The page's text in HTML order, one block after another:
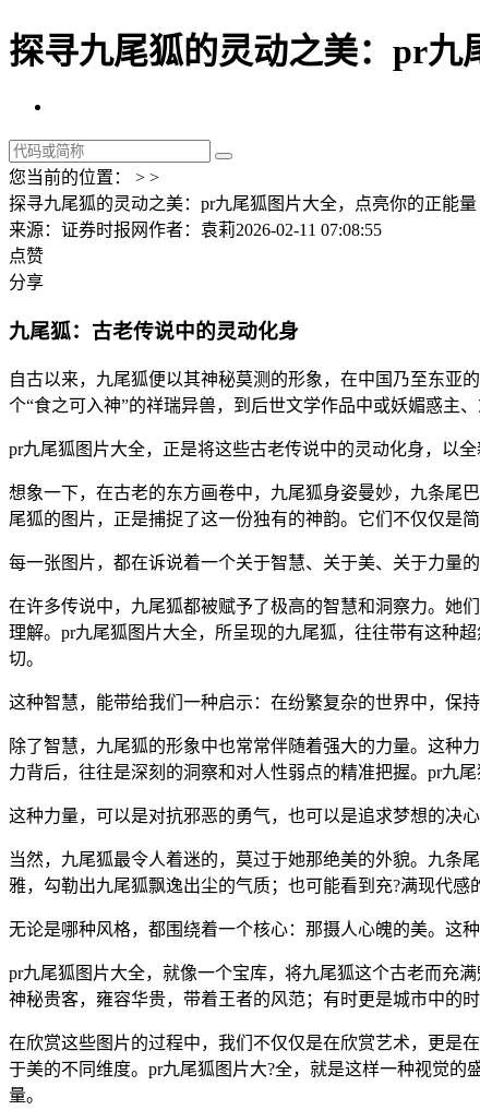
探寻九尾狐的灵动之美：pr九
您当前的位置： > >
探寻九尾狐的灵动之美：pr九尾狐图片大全，点亮你的正能量
来源：证券时报网作者：袁莉2026-02-11 07:08:55
点赞
分享
九尾狐：古老传说中的灵动化身
自古以来，九尾狐便以其神秘莫测的形象，在中国乃至东亚
个“食之可入神”的祥瑞异兽，到后世文学作品中或妖媚惑主
pr九尾狐图片大全，正是将这些古老传说中的灵动化身，以全
想象一下，在古老的东方画卷中，九尾狐身姿曼妙，九条尾
尾狐的图片，正是捕捉了这一份独有的神韵。它们不仅仅是
每一张图片，都在诉说着一个关于智慧、关于美、关于力量的
在许多传说中，九尾狐都被赋予了极高的智慧和洞察力。她
理解。pr九尾狐图片大全，所呈现的九尾狐，往往带有这种
切。
这种智慧，能带给我们一种启示：在纷繁复杂的世界中，保
除了智慧，九尾狐的形象中也常常伴随着强大的力量。这种
力背后，往往是深刻的洞察和对人性弱点的精准把握。pr九
这种力量，可以是对抗邪恶的勇气，也可以是追求梦想的决
当然，九尾狐最令人着迷的，莫过于她那绝美的外貌。九条
雅，勾勒出九尾狐飘逸出尘的气质；也可能看到充?满现代
无论是哪种风格，都围绕着一个核心：那摄人心魄的美。这
pr九尾狐图片大全，就像一个宝库，将九尾狐这个古老而充
神秘贵客，雍容华贵，带着王者的风范；有时更是城市中的
在欣赏这些图片的过程中，我们不仅仅是在欣赏艺术，更是
于美的不同维度。pr九尾狐图片大?全，就是这样一种视觉
量。